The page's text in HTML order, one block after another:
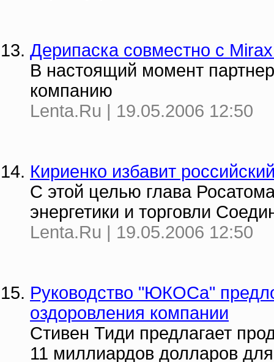
Дерипаска совместно с
В настоящий момент
компанию
Lenta.Ru | 19.05.2006 12:50
Кириенко избавит
С этой целью глава
энергетики и торговли
Lenta.Ru | 19.05.2006 12:50
Руководство "ЮКОСа"
оздоровления компании
Стивен Тиди предлагает
11 миллиардов долларов